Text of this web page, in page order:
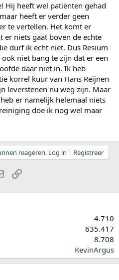
Hij heeft wel patiënten gehad
heeft er verder geen
te vertellen. Het komt er
niets gaat boven de echte
durf ik echt niet. Dus Resium
niet bang te zijn dat er een
daar niet in. Ik heb
korrel kuur van Hans Reijnen
leverstenen nu weg zijn. Maar
er namelijk helemaal niets
doe ik nog wel maar
reageren. Log in | Registreer
E-mailkoppeling
4.710
635.417
8.708
KevinArgus